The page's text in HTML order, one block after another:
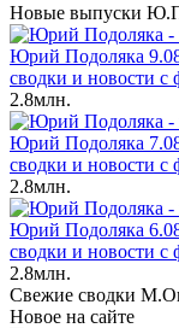
Новые выпуски
Юрий Подоляка
сводки и новости с
2.8млн.
Юрий Подоляка
сводки и новости с
2.8млн.
Юрий Подоляка
сводки и новости с
2.8млн.
Свежие сводки
Новое на сайте